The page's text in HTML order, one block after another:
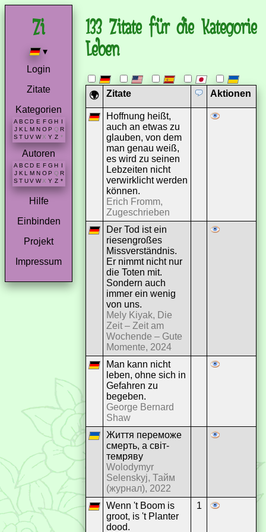
▾
Login
Zitate
Kategorien
A B C D E F G H I
J K L M N O P Q R
S T U V W X Y Z *
Autoren
A B C D E F G H
J K L M N O P Q R
S T U V W X Y Z *
Hilfe
Einbinden
Projekt
Impressum
133 Zitate für die Kategorie
Leben
🌍 Zitate Aktionen
Hoffnung heißt,
auch an etwas zu
glauben, von dem
man genau weiß,
es wird zu seinen
Lebzeiten nicht
verwirklicht werden
können.
Erich Fromm,
Zugeschrieben
Der Tod ist ein
riesengroßes
Missverständnis.
Er nimmt nicht nur
die Toten mit.
Sondern auch
immer ein wenig
von uns.
Mely Kiyak, Die
Zeit – Zeit am
Wochende – Gute
Momente, 2024
Man kann nicht
leben, ohne sich in
Gefahren zu
begeben.
George Bernard
Shaw
Життя переможе
смерть, а світ-
темряву
Wolodymyr
Selenskyj, Тайм
(журнал), 2022
Wenn 't Boom is
groot, is 't Planter
dood.
1